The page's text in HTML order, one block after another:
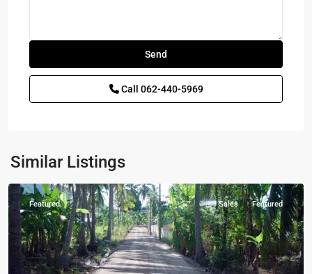
Call 062-440-5969
Similar Listings
Tao
,
Pranburi
Featured Sales Featured